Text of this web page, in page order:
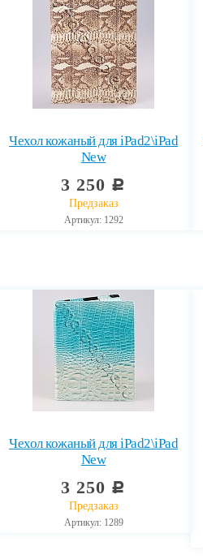
Чехол кожаный для iPad2\iPad
New
3 250 c
Предзаказ
Артикул: 1292
Чехол кожаный для iPad2\iPad
New
3 250 c
Предзаказ
Артикул: 1289